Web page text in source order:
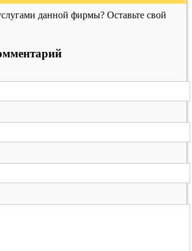
данной фирмы? Оставьте свой